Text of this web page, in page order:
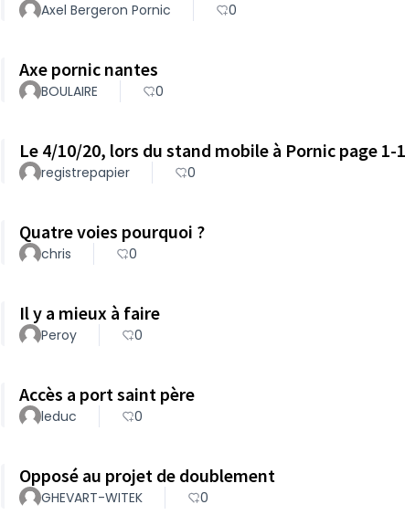
Axel Bergeron Pornic 0
Axe pornic nantes
BOULAIRE 0
Le 4/10/20, lors du stand mobile à Pornic page 1-
registrepapier 0
Quatre voies pourquoi ?
chris 0
Il y a mieux à faire
Peroy 0
Accès a port saint père
leduc 0
Opposé au projet de doublement
GHEVART-WITEK 0